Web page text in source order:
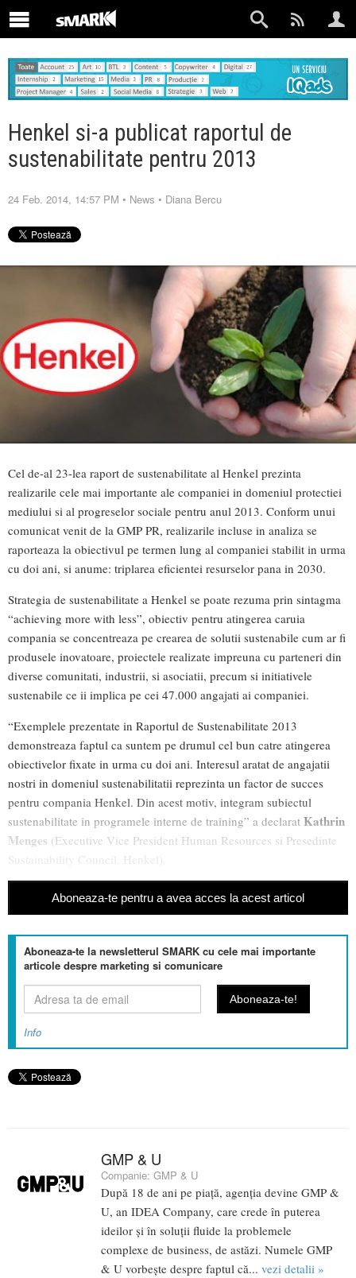
Henkel si-a publicat raportul de
sustenabilitate pentru 2013
24 Feb. 2014, 14:57 PM • News • Diana Bercu
Cel de-al 23-lea raport de sustenabilitate al Henkel prezinta
realizarile cele mai importante ale companiei in domeniul protectiei
mediului si al progreselor sociale pentru anul 2013. Conform unui
comunicat venit de la GMP PR, realizarile incluse in analiza se
raporteaza la obiectivul pe termen lung al companiei stabilit in urma
cu doi ani, si anume: triplarea eficientei resurselor pana in 2030.
Strategia de sustenabilitate a Henkel se poate rezuma prin sintagma
“achieving more with less”, obiectiv pentru atingerea caruia
compania se concentreaza pe crearea de solutii sustenabile cum ar fi
produsele inovatoare, proiectele realizate impreuna cu parteneri din
diverse comunitati, industrii, si asociatii, precum si initiativele
sustenabile ce ii implica pe cei 47.000 angajati ai companiei.
“Exemplele prezentate in Raportul de Sustenabilitate 2013
demonstreaza faptul ca suntem pe drumul cel bun catre atingerea
obiectivelor fixate in urma cu doi ani. Interesul aratat de angajatii
nostri in domeniul sustenabilitatii reprezinta un factor de succes
pentru compania Henkel. Din acest motiv, integram subiectul
sustenabilitate in programele interne de training” a declarat Kathrin
Menges (Executive Vice President Human Resources si Presedinte
Sustainability Council, Henkel).
Aboneaza-te pentru a avea acces la acest articol
Aboneaza-te la newsletterul SMARK cu cele mai importante
articole despre marketing si comunicare
Info
GMP & U
Companie: GMP & U
După 18 de ani pe piață, agenția devine GMP &
U, an IDEA Company, care crede în puterea
ideilor și în soluții fluide la problemele
complexe de business, de astăzi. Numele GMP
& U vorbește despre faptul că... vezi detalii »